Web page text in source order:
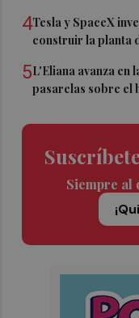
4Tesla y SpaceX
construir la planta
5L'Eliana avanza en
pasarelas sobre el
Siempre al